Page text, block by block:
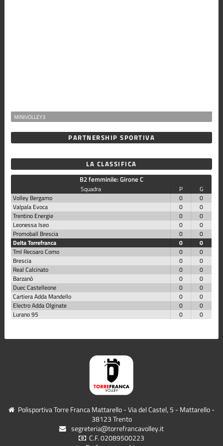
MINIVOLLEY3
PARTNERSHIP SPORTIVA
LA CLASSIFICA
B2 femminile: Girone C
Squadra P
G
Volley Bergamo
0
0
Valpala Evoca
0
0
Trentino Energie
0
0
Leonessa Iseo
0
0
Promoball Brescia
0
0
Delta Torrefranca
0
0
Tml Recoaro Como
0
0
Brescia
0
0
Real Calcinato
0
0
Barzanò
0
0
Duec Castelleone
0
0
Cartiera Adda Mandello
0
0
Electro Adda Olginate
0
0
Lurano 95
0 0
Polisportiva Torre Franca Mattarello - Via del Castel, 5 - Mattarello -
38123 Trento
segreteria@torrefrancavolley.it
C.F. 02089500223